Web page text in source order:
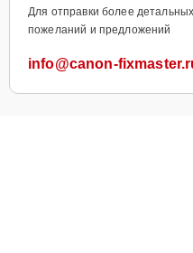
Для отправки более
пожеланий и предложений
info@canon-